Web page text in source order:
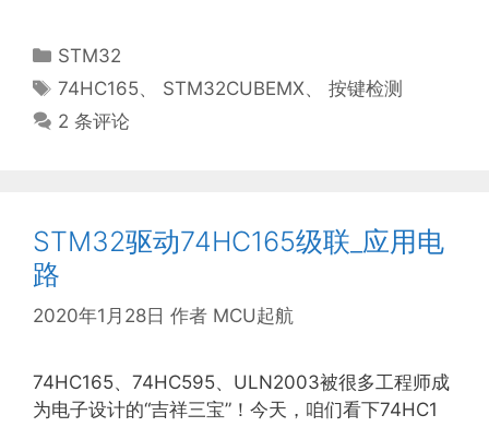
分
类
STM32
标
签
74HC165、 STM32CUBEMX、按键检测
2 条评论
STM32驱动74HC165级联_应用电
路
2020年1月28日 作者 MCU起航
74HC165、74HC595、ULN2003被很多工程师成
为电子设计的“吉祥三宝”！今天，咱们看下74HC1